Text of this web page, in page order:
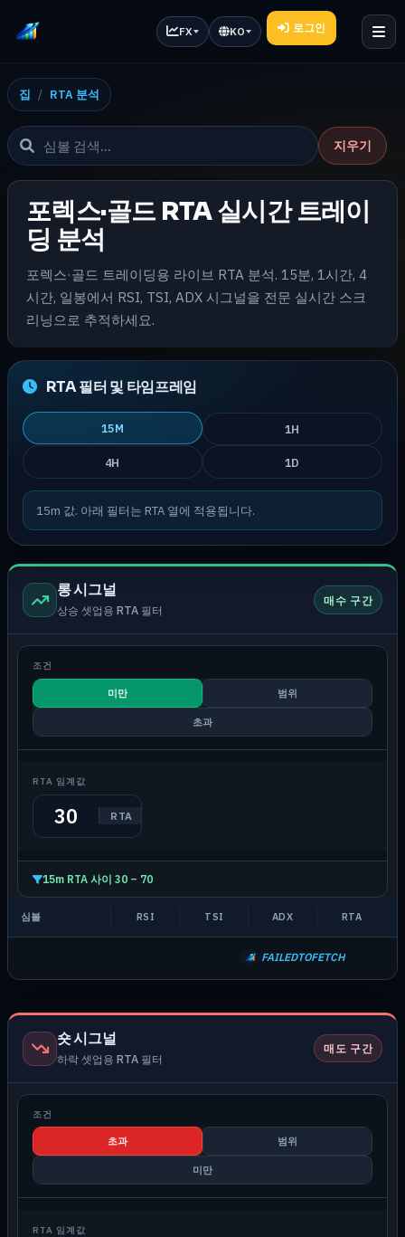
FX KO 로그인
집 RTA 분석
지우기
포렉스·골드 RTA 실시간 트레이
딩 분석
포렉스·골드 트레이딩용 라이브 RTA 분석. 15분, 1시간, 4
시간, 일봉에서 RSI, TSI, ADX 시그널을 전문 실시간 스크
리닝으로 추적하세요.
RTA 필터 및 타임프레임
15M 1H
4H 1D
15m 값. 아래 필터는 RTA 열에 적용됩니다.
롱 시그널
상승 셋업용 RTA 필터
매수 구간
조건
미만 범위
초과
RTA 임계값
RTA
15m RTA 사이 30 – 70
심볼 RSI TSI ADX RTA
FAILEDTOFETCH
숏 시그널
하락 셋업용 RTA 필터
매도 구간
조건
초과 범위
미만
RTA 임계값